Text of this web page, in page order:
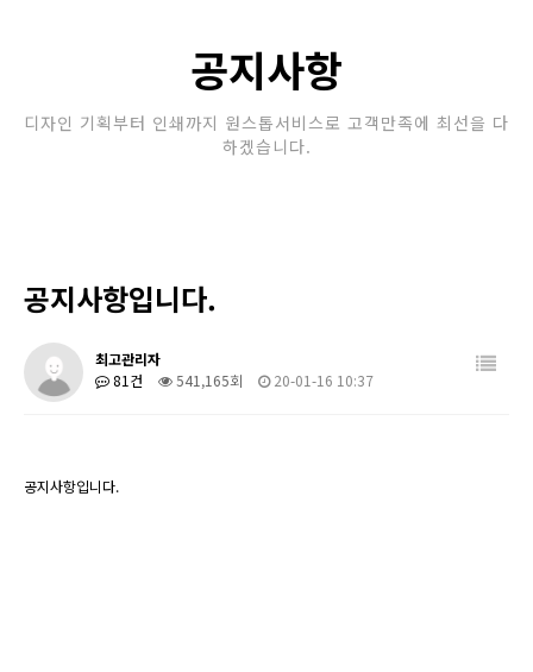
공지사항
디자인 기획부터 인쇄까지 원스톱서비스로 고객만족에 최선을 다
하겠습니다.
공지사항입니다.
최고관리자
81건
541,165회 20-01-16 10:37
공지사항입니다.